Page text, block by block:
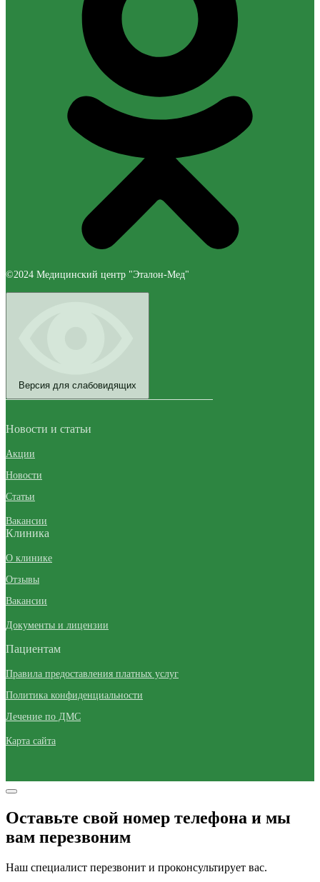
©2024 Медицинский центр "Эталон-Мед"
Версия для слабовидящих
Новости и статьи
Акции
Новости
Статьи
Вакансии
Клиника
О клинике
Отзывы
Вакансии
Документы и лицензии
Пациентам
Правила предоставления платных услуг
Политика конфиденциальности
Лечение по ДМС
Карта сайта
Оставьте свой номер телефона и мы
вам перезвоним
Наш специалист перезвонит и проконсультирует вас.